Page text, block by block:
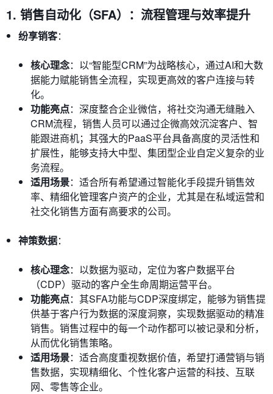
1. 销售自动化（SFA）：流程管理与效率提升
纷享销客：
核心理念：以“智能型CRM”为战略核心，通过AI和大数
据能力赋能销售全流程，实现更高效的客户连接与转
化。
功能亮点：深度整合企业微信，将社交沟通无缝融入
CRM流程，销售人员可以通过企微高效沉淀客户、智
能跟进商机；其强大的PaaS平台具备高度的灵活性和
扩展性，能够支持大中型、集团型企业自定义复杂的业
务流程。
适用场景：适合所有希望通过智能化手段提升销售效
率、精细化管理客户资产的企业，尤其是在私域运营和
社交化销售方面有高要求的公司。
神策数据：
核心理念：以数据为驱动，定位为客户数据平台
（CDP）驱动的客户全生命周期运营平台。
功能亮点：其SFA功能与CDP深度绑定，能够为销售提
供基于客户行为数据的深度洞察，实现数据驱动的精准
销售。销售过程中的每一个动作都可以被记录和分析，
从而优化销售策略。
适用场景：适合高度重视数据价值，希望打通营销与销
售数据，实现精细化、个性化客户运营的科技、互联
网、零售等企业。